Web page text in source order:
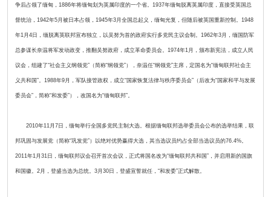
争后占领了缅甸，1886年将缅甸划为英属印度的一个省。1937年缅甸脱离英属印度，直接受英国总
督统治，1942年5月被日本占领，1945年3月全国总起义，缅甸光复，但随后被英国重新控制。1948
年1月4日，缅脱离英联邦宣布独立，以吴努为首的政府实行多党民主议会制。1962年3月，缅国防军
总参谋长奈温将军发动政变，推翻吴努政府，成立革命委员会。1974年1月，颁布新宪法，成立人民
议会，组建了“社会主义纲领党”（简称“纲领党”），奈温任“纲领党”主席，定国名为“缅甸联邦社会主
义共和国”。1988年9月，军队接管政权，成立“国家恢复法律与秩序委员会”（后改为“国家和平与发展
委员会”，简称“和发委”），改国名为“缅甸联邦”。
2010年11月7日，缅甸举行全国多党民主制大选。根据缅甸联邦选举委员会公布的选举结果，联
邦巩固与发展党（简称“巩发党”）以绝对优势赢得大选，其当选议员约占全部当选议员的76.4%。
2011年1月31日，缅甸联邦议会召开首次会议，正式将国名改为“缅甸联邦共和国”，并启用新的国旗
和国徽。2月，登盛当选为总统。3月30日，登盛宣誓就任，“和发委”正式解散。